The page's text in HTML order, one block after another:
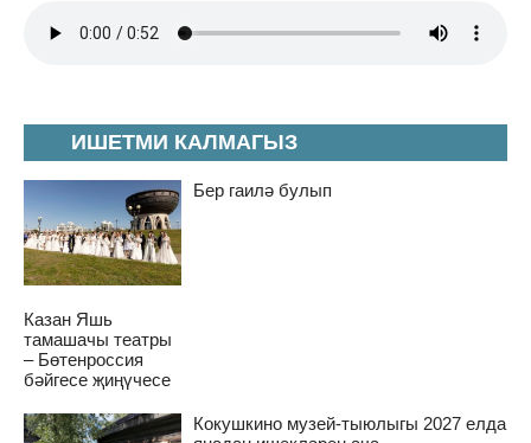
ИШЕТМИ КАЛМАГЫЗ
Бер гаилә булып
Казан Яшь
тамашачы театры
– Бөтенроссия
бәйгесе җиңүчесе
Кокушкино музей-тыюлыгы 2027 елда